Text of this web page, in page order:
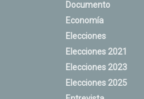
Documento
Economía
Elecciones
Elecciones 2021
Elecciones 2023
Elecciones 2025